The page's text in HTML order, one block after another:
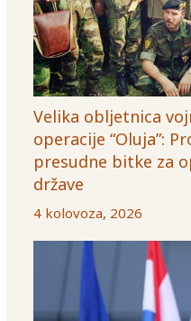
Velika obljetnica
operacije “Oluja”:
presudne bitke za
države
4 kolovoza, 2026